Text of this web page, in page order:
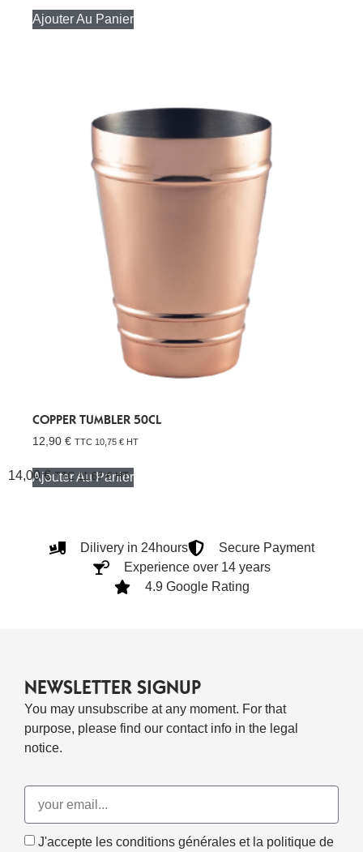
Ajouter Au Panier
COPPER TUMBLER 50CL
12,90 € TTC 10,75 € HT
Ajouter Au Panier
14,00€ TTC11,67€HT
Dilivery in 24hours
Secure Payment
Experience over 14 years
4.9 Google Rating
NEWSLETTER SIGNUP
You may unsubscribe at any moment. For that
purpose, please find our contact info in the legal
notice.
J'accepte les conditions générales et la politique de